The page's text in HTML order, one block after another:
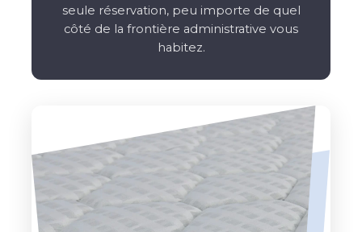
seule réservation, peu importe de quel
côté de la frontière administrative vous
habitez.